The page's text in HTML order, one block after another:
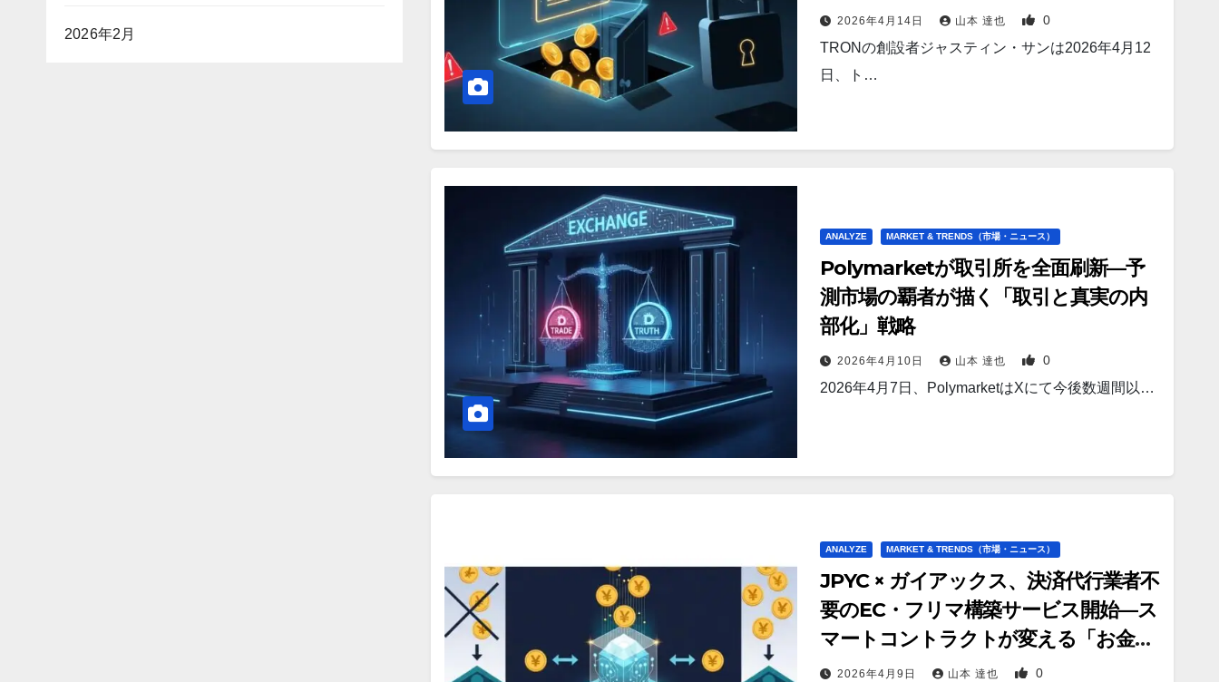
2026年2月
2026年4月14日 山本 達也 0
TRONの創設者ジャスティン・サンは2026年4月12
日、ト…
ANALYZE MARKET & TRENDS（市場・ニュース）
Polymarketが取引所を全面刷新—予
測市場の覇者が描く「取引と真実の内
部化」戦略
2026年4月10日 山本 達也 0
2026年4月7日、PolymarketはXにて今後数週間以…
ANALYZE MARKET & TRENDS（市場・ニュース）
JPYC × ガイアックス、決済代行業者不
要のEC・フリマ構築サービス開始—ス
マートコントラクトが変える「お金の
流れ」
2026年4月9日 山本 達也 0